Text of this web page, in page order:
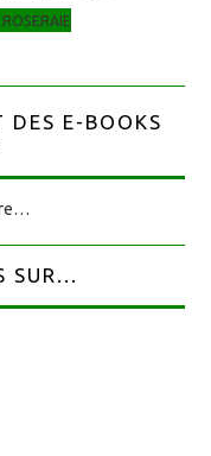
DES E-BOOKS
SUR...